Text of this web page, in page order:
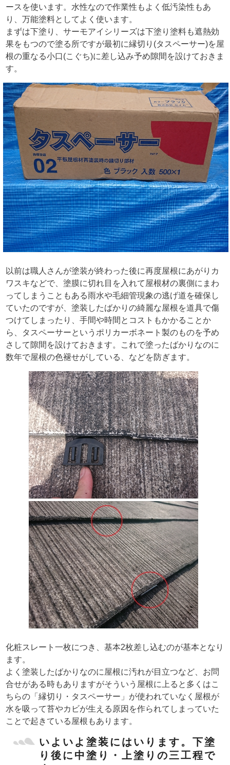
ースを使います。水性なので作業性もよく低汚染性もあ
り、万能塗料としてよく使います。
まずは下塗り、サーモアイシリーズは下塗り塗料も遮熱効
果をもつので塗る所ですが最初に縁切り(タスペーサー)を屋
根の重なる小口(こぐち)に差し込み予め隙間を設けておきま
す。
以前は職人さんが塗装が終わった後に再度屋根にあがりカ
ワスキなどで、塗膜に切れ目を入れて屋根材の裏側にまわ
ってしまうこともある雨水や毛細管現象の逃げ道を確保し
ていたのですが、塗装したばかりの綺麗な屋根を道具で傷
つけてしまったり、手間や時間とコストもかかることか
ら、タスペーサーというポリカーボネート製のものを予め
さして隙間を設けておきます。これで塗ったばかりなのに
数年で屋根の色褪せがしている、などを防ぎます。
化粧スレート一枚につき、基本2枚差し込むのが基本となり
ます。
よく塗装したばかりなのに屋根に汚れが目立つなど、お問
合せがある時もありますがそういう屋根に上ると多くはこ
ちらの「縁切り・タスペーサー」が使われていなく屋根が
水を吸って苔やカビが生える原因を作られてしまっていた
ことで起きている屋根もあります。
いよいよ塗装にはいります。下塗
り後に中塗り・上塗りの三工程で